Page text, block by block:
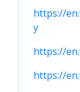
https://
y
https://
https://